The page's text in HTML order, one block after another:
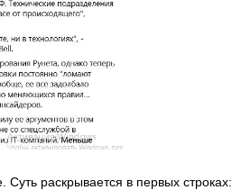
раскрывается в первых строках: